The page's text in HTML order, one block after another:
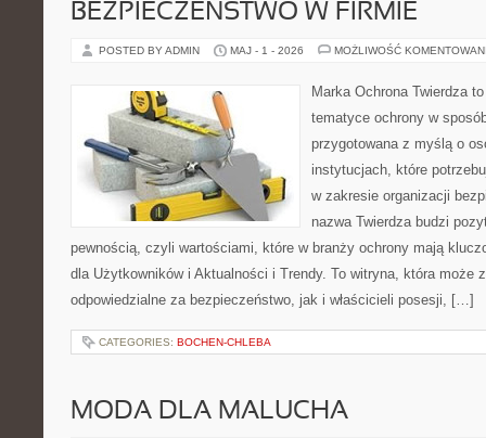
BEZPIECZEŃSTWO W FIRMIE
POSTED BY ADMIN MAJ - 1 - 2026 MOŻLIWOŚĆ
Marka Ochrona Twierdza
tematyce ochrony w
przygotowana z myślą o
instytucjach, które
w zakresie organizacji
nazwa Twierdza budzi
pewnością, czyli wartościami, które w branży ochrony mają
dla Użytkowników i Aktualności i Trendy. To witryna, która może
odpowiedzialne za bezpieczeństwo, jak i właścicieli posesji, […]
CATEGORIES: BOCHEN-CHLEBA
MODA DLA MALUCHA